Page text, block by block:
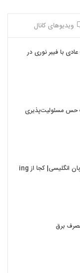
ویدیوهای کانال
با فیبر نوری در
حس مسئولیت‌پذیری
کاربرد ing در زبان انگلیسی| کجا از ing
برق